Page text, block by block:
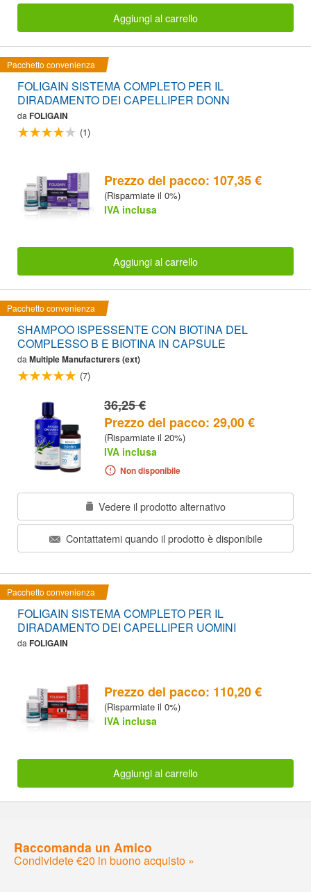
Aggiungi al carrello
Pacchetto convenienza
FOLIGAIN SISTEMA COMPLETO PER IL
DIRADAMENTO DEI CAPELLIPER DONN
da FOLIGAIN
(1)
Prezzo del pacco: 107,35 €
(Risparmiate il 0%)
IVA inclusa
Aggiungi al carrello
Pacchetto convenienza
SHAMPOO ISPESSENTE CON BIOTINA DEL
COMPLESSO B E BIOTINA IN CAPSULE
da Multiple Manufacturers (ext)
(7)
36,25 €
Prezzo del pacco: 29,00 €
(Risparmiate il 20%)
IVA inclusa
Non disponibile
Vedere il prodotto alternativo
Contattatemi quando il prodotto è disponibile
Pacchetto convenienza
FOLIGAIN SISTEMA COMPLETO PER IL
DIRADAMENTO DEI CAPELLIPER UOMINI
da FOLIGAIN
Prezzo del pacco: 110,20 €
(Risparmiate il 0%)
IVA inclusa
Aggiungi al carrello
Raccomanda un Amico
Condividete €20 in buono acquisto »